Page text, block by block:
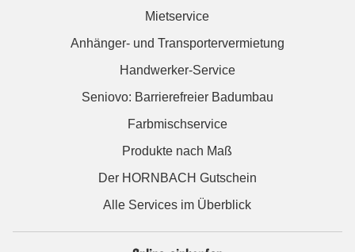
Mietservice
Anhänger- und Transportervermietung
Handwerker-Service
Seniovo: Barrierefreier Badumbau
Farbmischservice
Produkte nach Maß
Der HORNBACH Gutschein
Alle Services im Überblick